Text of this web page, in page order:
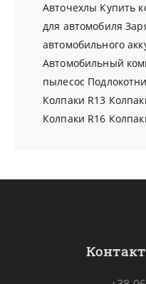
Авточехлы Купить
для автомобиля
автомобильного
Автомобильный
пылесос
Колпаки R13
Колпаки R16